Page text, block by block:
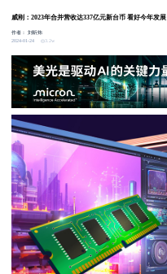
威刚：2023年合并营收达337亿元新台币 看好今年发展
作者：刘昕炜
2024-01-24
3.2w